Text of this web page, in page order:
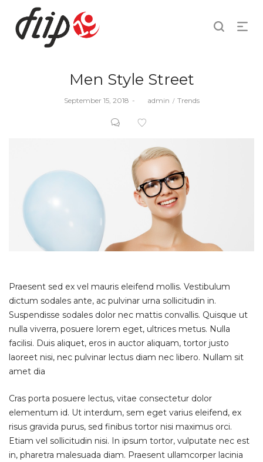
Men Style Street
Posted
September 15, 2018 admin
Posted
Trends
Praesent sed ex vel mauris eleifend mollis. Vestibulum
dictum sodales ante, ac pulvinar urna sollicitudin in.
Suspendisse sodales dolor nec mattis convallis. Quisque ut
nulla viverra, posuere lorem eget, ultrices metus. Nulla
facilisi. Duis aliquet, eros in auctor aliquam, tortor justo
laoreet nisi, nec pulvinar lectus diam nec libero. Nullam sit
amet dia
Cras porta posuere lectus, vitae consectetur dolor
elementum id. Ut interdum, sem eget varius eleifend, ex
risus gravida purus, sed finibus tortor nisi maximus orci.
Etiam vel sollicitudin nisi. In ipsum tortor, vulputate nec est
in, pharetra malesuada diam. Praesent ullamcorper lacinia